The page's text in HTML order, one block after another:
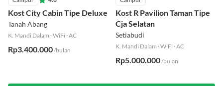
Kost City Cabin Tipe Deluxe
Tanah Abang
K. Mandi Dalam ·WiFi ·AC
Rp3.400.000/bulan
Kost R Pavilion Taman Tipe
Cja Selatan
Setiabudi
K. Mandi Dalam ·WiFi ·AC
Rp5.000.000/bulan